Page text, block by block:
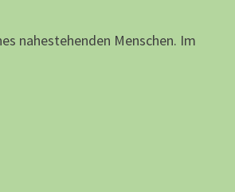
nahestehenden Menschen. Im